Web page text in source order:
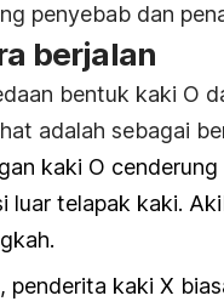
penyebab dan
berjalan
bentuk kaki O
adalah sebagai
kaki O
luar telapak kaki.
penderita kaki X